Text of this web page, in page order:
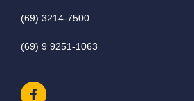
(69) 3214-7500
(69) 9 9251-1063